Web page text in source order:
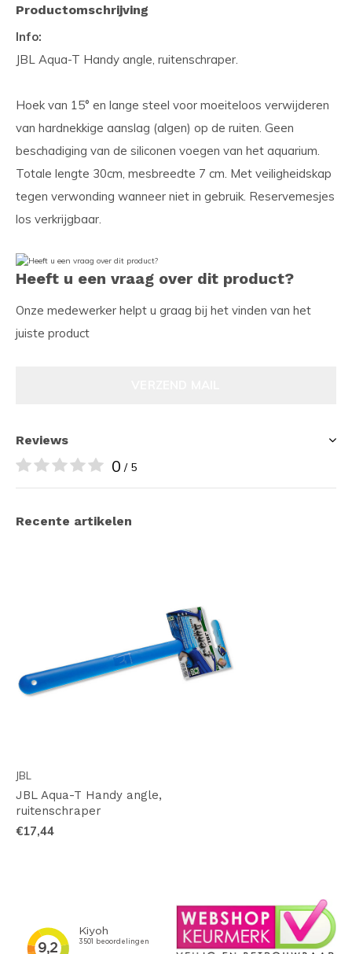
Productomschrijving
Info:
JBL Aqua-T Handy angle, ruitenschraper.
Hoek van 15° en lange steel voor moeiteloos verwijderen
van hardnekkige aanslag (algen) op de ruiten. Geen
beschadiging van de siliconen voegen van het aquarium.
Totale lengte 30cm, mesbreedte 7 cm. Met veiligheidskap
tegen verwonding wanneer niet in gebruik. Reservemesjes
los verkrijgbaar.
Heeft u een vraag over dit product?
Onze medewerker helpt u graag bij het vinden van het
juiste product
Reviews
0 / 5
Recente artikelen
JBL
JBL Aqua-T Handy angle,
ruitenschraper
€17,44